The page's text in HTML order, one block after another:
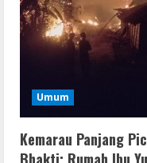
Umum
Kemarau Panjang
Bhakti; Rumah Ibu